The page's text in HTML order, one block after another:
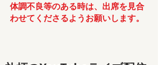
体調不良等のある時は、出席を見合
わせてくださるようお願いします。